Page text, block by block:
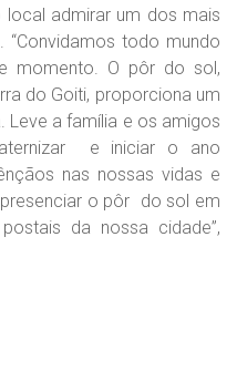
admirar um dos mais
todo mundo
momento. O pôr do sol,
do Goiti, proporciona um
Leve a família e os amigos
e iniciar o ano
nas nossas vidas e
o pôr do sol em
da nossa cidade”,